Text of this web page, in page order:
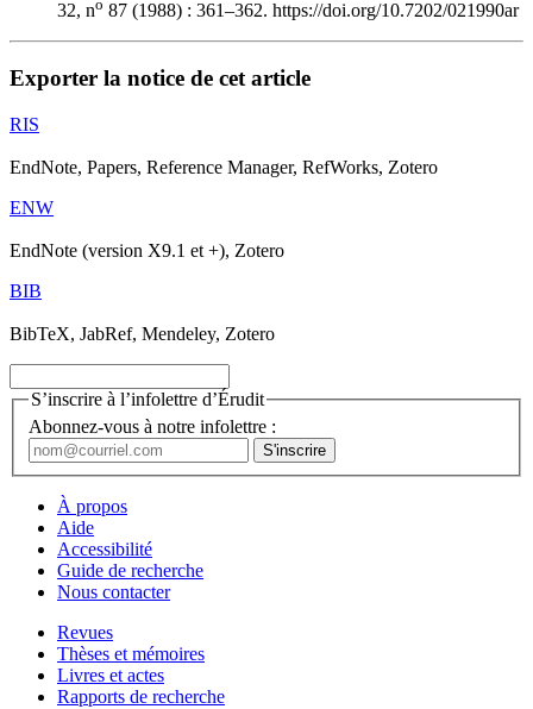
32, no 87 (1988) : 361–362. https://doi.org/10.7202/021990ar
Exporter la notice de cet article
RIS
EndNote, Papers, Reference Manager, RefWorks, Zotero
ENW
EndNote (version X9.1 et +), Zotero
BIB
BibTeX, JabRef, Mendeley, Zotero
S’inscrire à l’infolettre d’Érudit
Abonnez-vous à notre infolettre :
À propos
Aide
Accessibilité
Guide de recherche
Nous contacter
Revues
Thèses et mémoires
Livres et actes
Rapports de recherche